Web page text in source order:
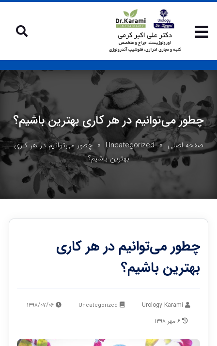
چطور می‌توانیم در هر کاری بهترین باشیم؟
صفحه اصلی»
Uncategorized » چطور می‌توانیم در هر کاری
بهترین باشیم؟
چطور می‌توانیم در هر کاری
بهترین باشیم؟
Uncategorized
۱۳۹۸/۰۷/۰۶
۶ مهر ۱۳۹۸